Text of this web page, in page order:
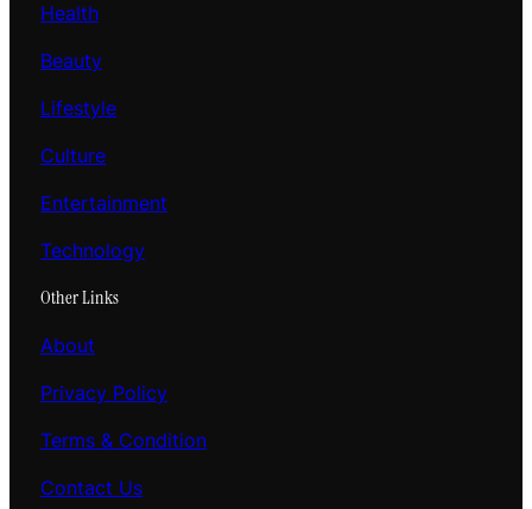
Health
Beauty
Lifestyle
Culture
Entertainment
Technology
Other Links
About
Privacy Policy
Terms & Condition
Contact Us